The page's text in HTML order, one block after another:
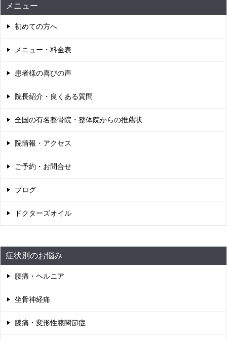
メニュー
初めての方へ
メニュー・料金表
患者様の喜びの声
院長紹介・良くある質問
全国の有名整骨院・整体院からの推薦状
院情報・アクセス
ご予約・お問合せ
ブログ
ドクターズオイル
症状別のお悩み
腰痛・ヘルニア
坐骨神経痛
膝痛・変形性膝関節症